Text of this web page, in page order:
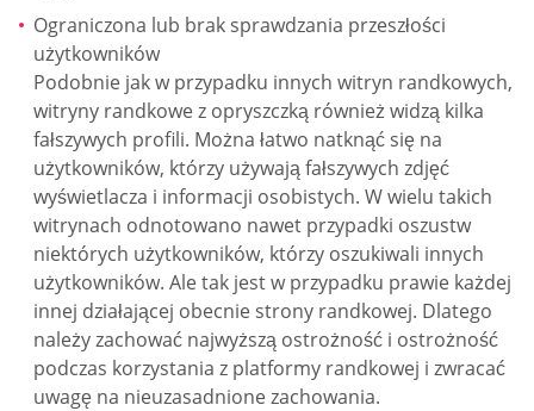
Ograniczona lub brak sprawdzania przeszłości
użytkowników
Podobnie jak w przypadku innych witryn randkowych,
witryny randkowe z opryszczką również widzą kilka
fałszywych profili. Można łatwo natknąć się na
użytkowników, którzy używają fałszywych zdjęć
wyświetlacza i informacji osobistych. W wielu takich
witrynach odnotowano nawet przypadki oszustw
niektórych użytkowników, którzy oszukiwali innych
użytkowników. Ale tak jest w przypadku prawie każdej
innej działającej obecnie strony randkowej. Dlatego
należy zachować najwyższą ostrożność i ostrożność
podczas korzystania z platformy randkowej i zwracać
uwagę na nieuzasadnione zachowania.